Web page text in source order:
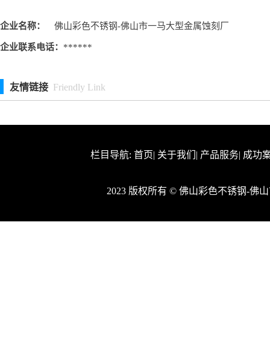
企业名称： 佛山彩色不锈钢-佛山市一马大型金属蚀刻厂
企业联系电话： ******
友情链接 Friendly Link
栏目导航: 首页| 关于我们 | 产品服务| 成功
2023 版权所有 © 佛山彩色不锈钢-佛